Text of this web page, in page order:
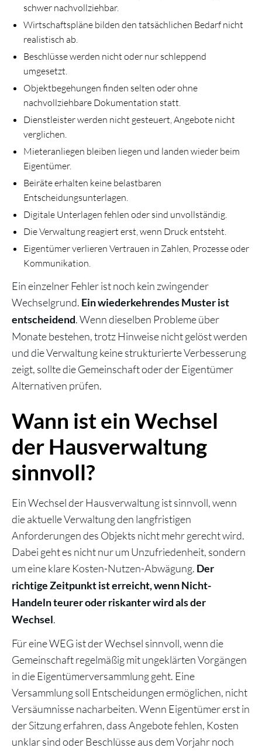
schwer nachvollziehbar.
Wirtschaftspläne bilden den tatsächlichen Bedarf nicht
realistisch ab.
Beschlüsse werden nicht oder nur schleppend
umgesetzt.
Objektbegehungen finden selten oder ohne
nachvollziehbare Dokumentation statt.
Dienstleister werden nicht gesteuert, Angebote nicht
verglichen.
Mieteranliegen bleiben liegen und landen wieder beim
Eigentümer.
Beiräte erhalten keine belastbaren
Entscheidungsunterlagen.
Digitale Unterlagen fehlen oder sind unvollständig.
Die Verwaltung reagiert erst, wenn Druck entsteht.
Eigentümer verlieren Vertrauen in Zahlen, Prozesse oder
Kommunikation.
Ein einzelner Fehler ist noch kein zwingender
Wechselgrund. Ein wiederkehrendes Muster ist
entscheidend. Wenn dieselben Probleme über
Monate bestehen, trotz Hinweise nicht gelöst werden
und die Verwaltung keine strukturierte Verbesserung
zeigt, sollte die Gemeinschaft oder der Eigentümer
Alternativen prüfen.
Wann ist ein Wechsel
der Hausverwaltung
sinnvoll?
Ein Wechsel der Hausverwaltung ist sinnvoll, wenn
die aktuelle Verwaltung den langfristigen
Anforderungen des Objekts nicht mehr gerecht wird.
Dabei geht es nicht nur um Unzufriedenheit, sondern
um eine klare Kosten-Nutzen-Abwägung. Der
richtige Zeitpunkt ist erreicht, wenn Nicht-
Handeln teurer oder riskanter wird als der
Wechsel.
Für eine WEG ist der Wechsel sinnvoll, wenn die
Gemeinschaft regelmäßig mit ungeklärten Vorgängen
in die Eigentümerversammlung geht. Eine
Versammlung soll Entscheidungen ermöglichen, nicht
Versäumnisse nacharbeiten. Wenn Eigentümer erst in
der Sitzung erfahren, dass Angebote fehlen, Kosten
unklar sind oder Beschlüsse aus dem Vorjahr noch